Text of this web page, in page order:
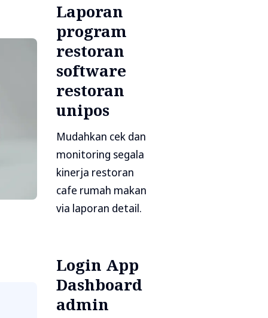
Laporan
program
restoran
software
restoran
unipos
Mudahkan cek dan
monitoring segala
kinerja restoran
cafe rumah makan
via laporan detail.
Login App
Dashboard
admin